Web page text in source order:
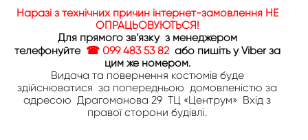
Наразі з технічних причин інтернет-замовлення НЕ
ОПРАЦЬОВУЮТЬСЯ!
Для прямого зв’язку з менеджером
телефонуйте ☎ 099 483 53 82або пишіть у Viber за
цим же номером.
Видача та повернення костюмів буде
здійснюватися за попередньою домовленістю за
адресою Драгоманова 29 ТЦ «Центрум» Вхід з
правої сторони будівлі.